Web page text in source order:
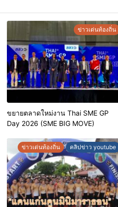
ข่าวเด่นท้องถิ่น
ขยายตลาดใหม่งาน Thai SME GP
Day 2026 (SME BIG MOVE)
ข่าวเด่นท้องถิ่น คลิปข่าว youtube